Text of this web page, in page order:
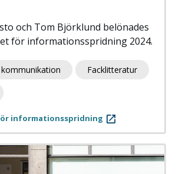
och Tom Björklund belönades
för informationsspridning 2024.
Facklitteratur
informationsspridning